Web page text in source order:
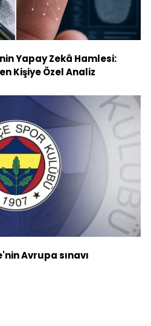
Yapay Zekâ Hamlesi:
Kişiye Özel Analiz
Avrupa sınavı